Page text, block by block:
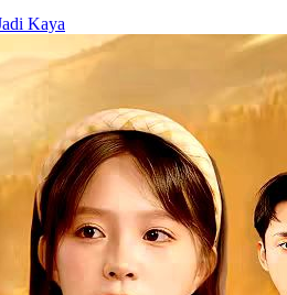
Kaya